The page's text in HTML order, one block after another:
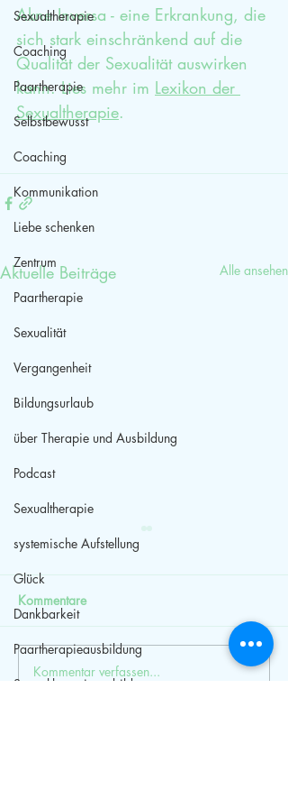
Sexualtherapie
Coaching
Paartherapie
Selbstbewusst
Coaching
Kommunikation
Liebe schenken
Zentrum
Paartherapie
Sexualität
Vergangenheit
Bildungsurlaub
über Therapie und Ausbildung
Podcast
Sexualtherapie
systemische Aufstellung
Glück
Dankbarkeit
Paartherapieausbildung
Sexualtherapieausbildung
Akne Inversa - eine Erkrankung, die
sich stark einschränkend auf die
Qualität der Sexualität auswirken
kann. Lies mehr im Lexikon der
Sexualtherapie.
Aktuelle Beiträge Alle ansehen
Bildungsurlaub
Kommentare
Kommentar verfassen...